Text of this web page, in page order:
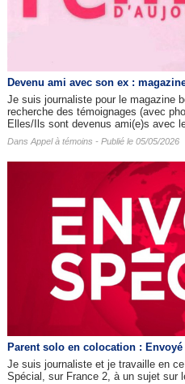
Devenu ami avec son ex :
Je suis journaliste pour le magazine
recherche des témoignages (avec
Elles/Ils sont devenus ami(e)s avec
Dans Appel à témoins - Publié le 05/05/2026
Parent solo en colocation :
Je suis journaliste et je travaille en
Spécial, sur France 2, à un sujet sur